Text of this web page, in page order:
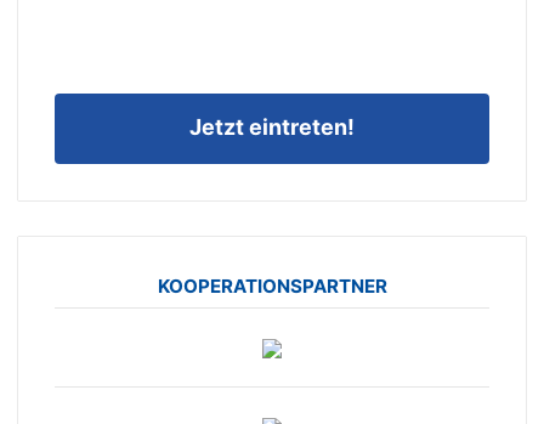
Jetzt eintreten!
KOOPERATIONSPARTNER